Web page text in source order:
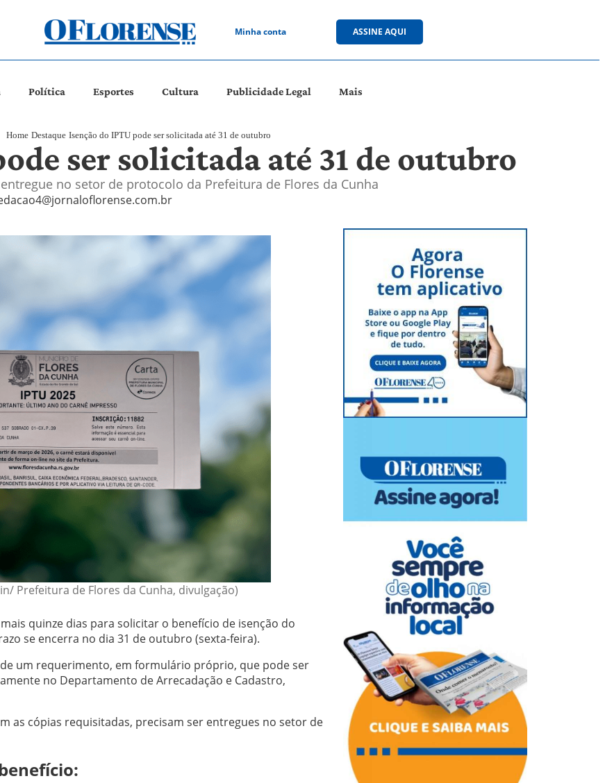
Minha conta ASSINE AQUI
Política Esportes Cultura Publicidade Legal Mais
Home Destaque Isenção do IPTU pode ser solicitada até 31 de outubro
ser solicitada até 31 de outubro
no setor de protocolo da Prefeitura de Flores da Cunha
Prefeitura de Flores da Cunha, divulgação)
quinze dias para solicitar o benefício de isenção do
se encerra no dia 31 de outubro (sexta-feira).
um requerimento, em formulário próprio, que pode ser
no Departamento de Arrecadação e Cadastro,
as cópias requisitadas, precisam ser entregues no setor de